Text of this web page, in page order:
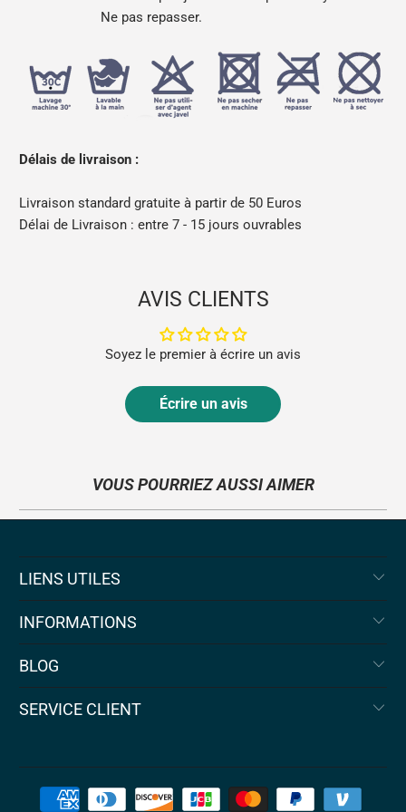
Ne pas repasser.
Délais de livraison :
Livraison standard gratuite à partir de 50 Euros
Délai de Livraison : entre 7 - 15 jours ouvrables
AVIS CLIENTS
Soyez le premier à écrire un avis
Écrire un avis
VOUS POURRIEZ AUSSI AIMER
LIENS UTILES
INFORMATIONS
BLOG
SERVICE CLIENT